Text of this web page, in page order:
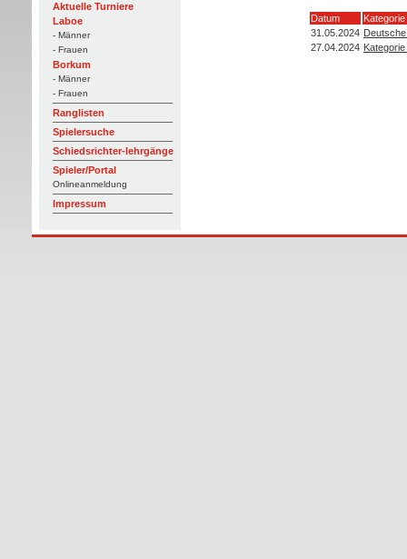
Aktuelle Turniere
Laboe
- Männer
- Frauen
Borkum
- Männer
- Frauen
Ranglisten
Spielersuche
Schiedsrichter-lehrgänge
Spieler/Portal
Onlineanmeldung
Impressum
Datum
Kategorie
31.05.2024
27.04.2024 Kategorie